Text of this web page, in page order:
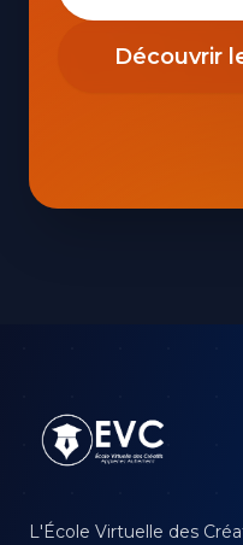
Découvrir
L'École Virtuelle des